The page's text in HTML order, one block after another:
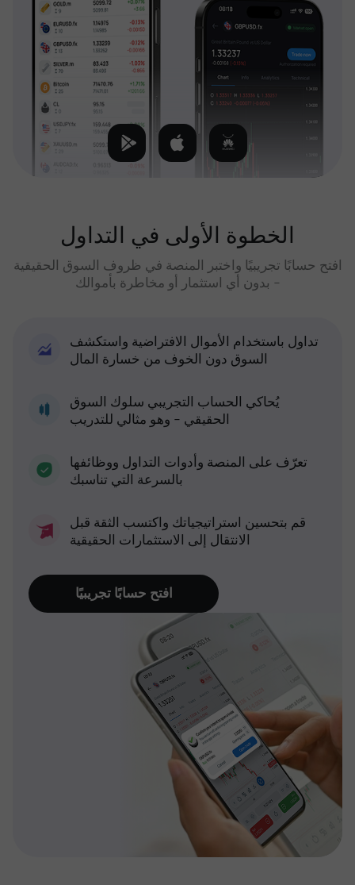
الخطوة الأولى في التداول
افتح حسابًا تجريبيًا واختبر المنصة في ظروف السوق الحقيقية
- بدون أي استثمار أو مخاطرة بأموالك
تداول باستخدام الأموال الافتراضية واستكشف
السوق دون الخوف من خسارة المال
يُحاكي الحساب التجريبي سلوك السوق
الحقيقي - وهو مثالي للتدريب
تعرّف على المنصة وأدوات التداول ووظائفها
بالسرعة التي تناسبك
قم بتحسين استراتيجياتك واكتسب الثقة قبل
الانتقال إلى الاستثمارات الحقيقية
افتح حسابًا تجريبيًا